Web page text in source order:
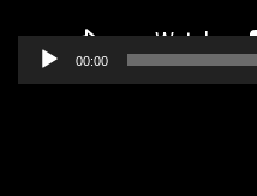
00:00